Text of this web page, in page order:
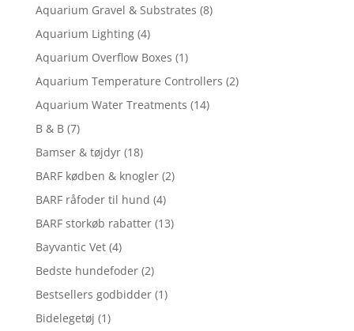
Aquarium Gravel & Substrates (8)
Aquarium Lighting (4)
Aquarium Overflow Boxes (1)
Aquarium Temperature Controllers (2)
Aquarium Water Treatments (14)
B & B (7)
Bamser & tøjdyr (18)
BARF kødben & knogler (2)
BARF råfoder til hund (4)
BARF storkøb rabatter (13)
Bayvantic Vet (4)
Bedste hundefoder (2)
Bestsellers godbidder (1)
Bidelegetøj (1)